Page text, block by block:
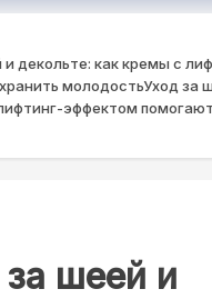
и декольте: как кремы с
молодостьУход за
эффектом
шеей и